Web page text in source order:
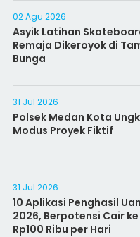
02 Agu 2026
Asyik Latihan
Remaja Dikeroyok di
Bunga
31 Jul 2026
Polsek Medan Kota
Modus Proyek Fiktif
31 Jul 2026
10 Aplikasi Penghasil
2026, Berpotensi Cair
Rp100 Ribu per Hari